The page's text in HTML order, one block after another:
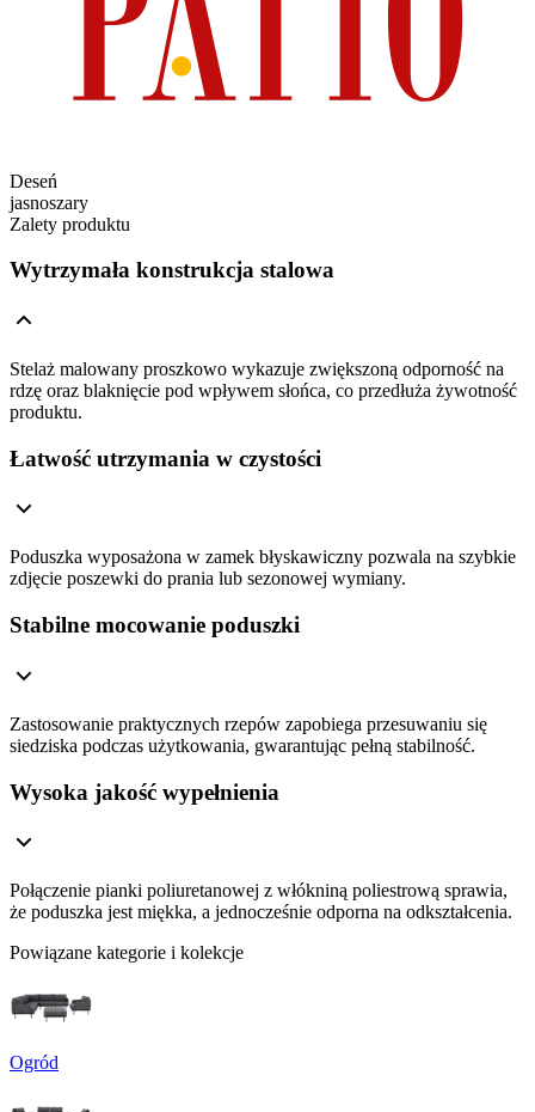
Deseń
jasnoszary
Zalety produktu
Wytrzymała konstrukcja stalowa
Stelaż malowany proszkowo wykazuje zwiększoną odporność na
rdzę oraz blaknięcie pod wpływem słońca, co przedłuża żywotność
produktu.
Łatwość utrzymania w czystości
Poduszka wyposażona w zamek błyskawiczny pozwala na szybkie
zdjęcie poszewki do prania lub sezonowej wymiany.
Stabilne mocowanie poduszki
Zastosowanie praktycznych rzepów zapobiega przesuwaniu się
siedziska podczas użytkowania, gwarantując pełną stabilność.
Wysoka jakość wypełnienia
Połączenie pianki poliuretanowej z włókniną poliestrową sprawia,
że poduszka jest miękka, a jednocześnie odporna na odkształcenia.
Powiązane kategorie i kolekcje
Ogród